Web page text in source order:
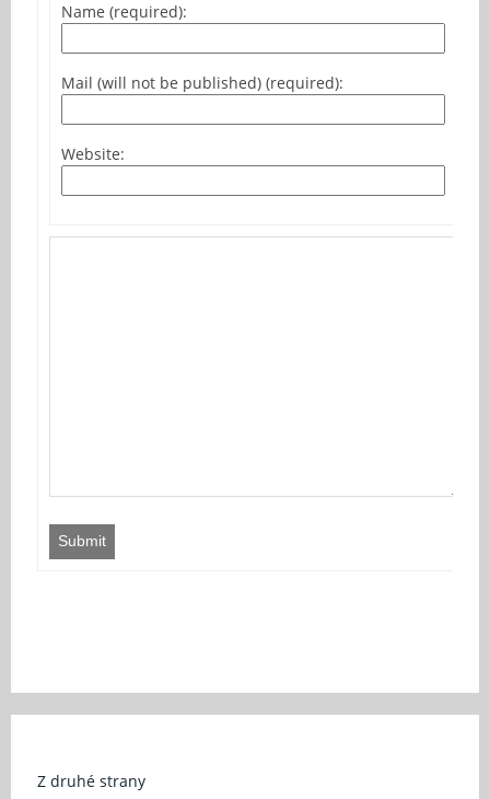
Name (required):
Mail (will not be published) (required):
Website:
Submit
Z druhé strany